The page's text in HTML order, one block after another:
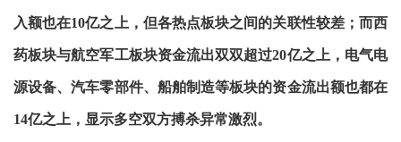
入额也在10亿之上，但各热点板块之间的关联性较差；而西
药板块与航空军工板块资金流出双双超过20亿之上，电气电
源设备、汽车零部件、船舶制造等板块的资金流出额也都在
14亿之上，显示多空双方搏杀异常激烈。